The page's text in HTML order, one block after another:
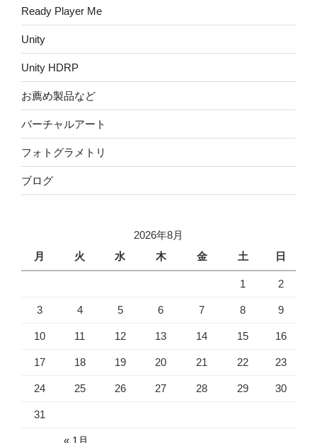
Ready Player Me
Unity
Unity HDRP
お薦め製品など
バーチャルアート
フォトグラメトリ
ブログ
2026年8月
月
火 水 木 金 土 日
1 2
3 4 5 6 7 8 9
10 11 12 13 14 15 16
17 18 19 20 21 22 23
24 25 26 27 28 29 30
31
« 1月